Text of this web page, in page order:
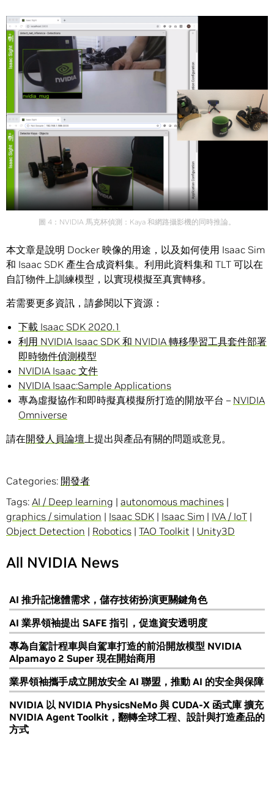
圖 4：NVIDIA 馬克杯偵測：Kaya 和網路攝影機的同時推論。
本文章是說明 Docker 映像的用途，以及如何使用 Isaac Sim
和 Isaac SDK 產生合成資料集。利用此資料集和 TLT 可以在
自訂物件上訓練模型，以實現模擬至真實轉移。
若需要更多資訊，請參閱以下資源：
下載 Isaac SDK 2020.1
利用 NVIDIA Isaac SDK 和 NVIDIA 轉移學習工具套件部署
即時物件偵測模型
NVIDIA Isaac 文件
NVIDIA Isaac:Sample Applications
專為虛擬協作和即時擬真模擬所打造的開放平台 – NVIDIA
Omniverse
請在開發人員論壇上提出與產品有關的問題或意見。
Categories: 開發者
Tags: AI / Deep learning | autonomous machines |
graphics / simulation | Isaac SDK | Isaac Sim | IVA / IoT |
Object Detection | Robotics | TAO Toolkit | Unity3D
All NVIDIA News
AI 推升記憶體需求，儲存技術扮演更關鍵角色
AI 業界領袖提出 SAFE 指引，促進資安透明度
專為自駕計程車與自駕車打造的前沿開放模型 NVIDIA
Alpamayo 2 Super 現在開始商用
業界領袖攜手成立開放安全 AI 聯盟，推動 AI 的安全與保障
NVIDIA 以 NVIDIA PhysicsNeMo 與 CUDA-X 函式庫 擴充
NVIDIA Agent Toolkit，翻轉全球工程、設計與打造產品的
方式